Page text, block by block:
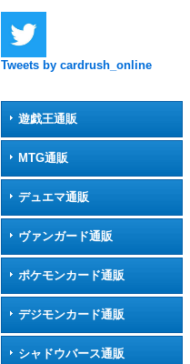
Tweets by cardrush_online
遊戯王通販
MTG通販
デュエマ通販
ヴァンガード通販
ポケモンカード通販
デジモンカード通販
シャドウバース通販